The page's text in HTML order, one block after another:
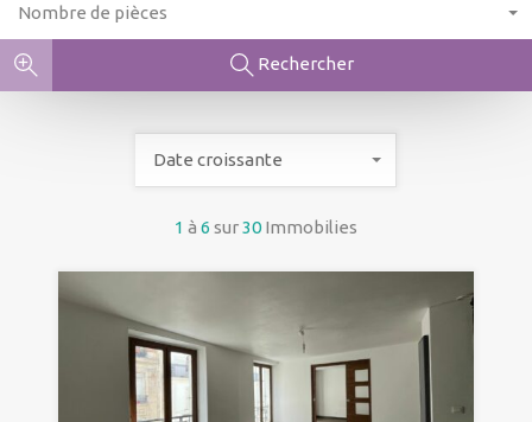
Nombre de pièces
Rechercher
1 à 6 sur30 Immobilies
Date croissante